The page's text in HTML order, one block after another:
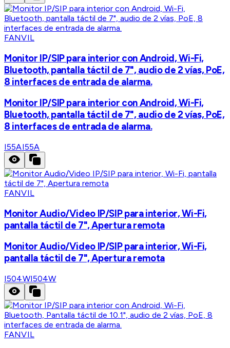
FANVIL
Monitor IP/SIP para interior con Android, Wi-Fi,
Bluetooth, pantalla táctil de 7", audio de 2 vías, PoE,
8 interfaces de entrada de alarma.
Monitor IP/SIP para interior con Android, Wi-Fi,
Bluetooth, pantalla táctil de 7", audio de 2 vías, PoE,
8 interfaces de entrada de alarma.
I55AI55A
FANVIL
Monitor Audio/Video IP/SIP para interior, Wi-Fi,
pantalla táctil de 7", Apertura remota
Monitor Audio/Video IP/SIP para interior, Wi-Fi,
pantalla táctil de 7", Apertura remota
I504WI504W
FANVIL